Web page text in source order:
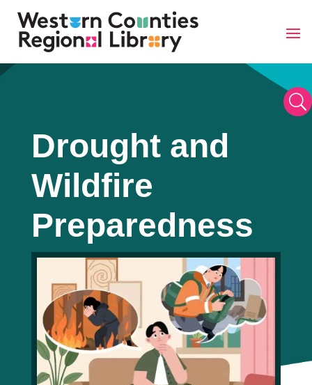
Skip
to
U
Drought and
Wildfire
Preparedness